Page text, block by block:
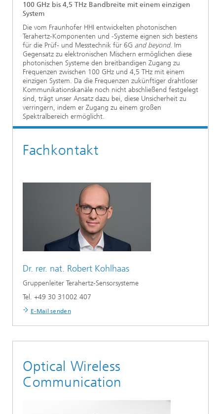
100 GHz bis 4,5 THz Bandbreite mit einem einzigen
System
Die vom Fraunhofer HHI entwickelten photonischen
Terahertz-Komponenten und -Systeme eignen sich bestens
für die Prüf- und Messtechnik für 6G and beyond. Im
Gegensatz zu elektronischen Mischern ermöglichen diese
photonischen Systeme den breitbandigen Zugang zu
Frequenzen zwischen 100 GHz und 4,5 THz mit einem
einzigen System. Da die Frequenzen zukünftiger drahtloser
Kommunikationskanäle noch nicht abschließend festgelegt
sind, trägt unser Ansatz dazu bei, diese Unsicherheit zu
verringern, indem er Zugang zu einem großen
Spektralbereich ermöglicht.
Fachkontakt
Dr. rer. nat. Robert Kohlhaas
Gruppenleiter Terahertz-Sensorsysteme
Tel. +49 30 31002 407
E-Mail senden
Optical Wireless
Communication